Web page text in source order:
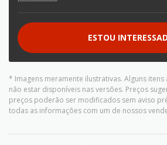
ESTOU
* Imagens meramente ilustrativas. Alguns
não estar disponíveis nas versões. Preços
preços poderão ser modificados sem aviso
todas as informações com um de nossos